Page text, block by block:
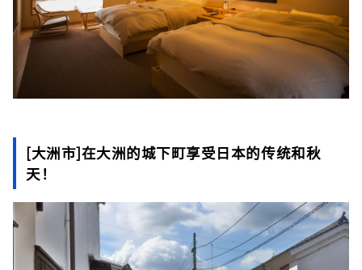
[大洲市]在大洲的城下町享受日本的传统和秋
天！